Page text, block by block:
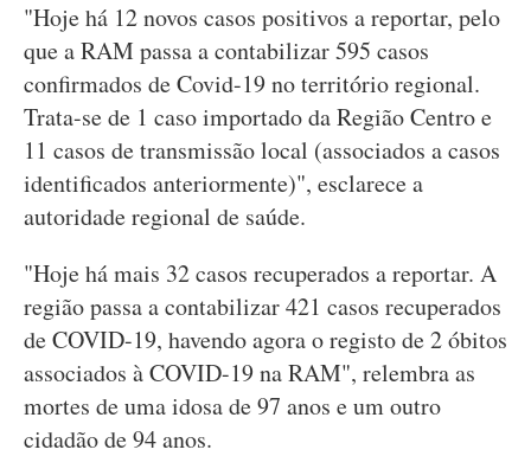
"Hoje há 12 novos casos positivos a reportar, pelo
que a RAM passa a contabilizar 595 casos
confirmados de Covid-19 no território regional.
Trata-se de 1 caso importado da Região Centro e
11 casos de transmissão local (associados a casos
identificados anteriormente)", esclarece a
autoridade regional de saúde.
"Hoje há mais 32 casos recuperados a reportar. A
região passa a contabilizar 421 casos recuperados
de COVID-19, havendo agora o registo de 2 óbitos
associados à COVID-19 na RAM", relembra as
mortes de uma idosa de 97 anos e um outro
cidadão de 94 anos.